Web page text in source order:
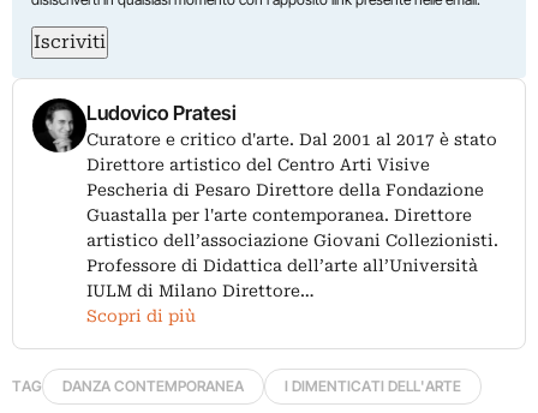
Iscriviti
Ludovico Pratesi
Curatore e critico d'arte. Dal 2001 al 2017 è stato
Direttore artistico del Centro Arti Visive
Pescheria di Pesaro Direttore della Fondazione
Guastalla per l'arte contemporanea. Direttore
artistico dell’associazione Giovani Collezionisti.
Professore di Didattica dell’arte all’Università
IULM di Milano Direttore…
Scopri di più
TAG DANZA CONTEMPORANEA I DIMENTICATI DELL'ARTE